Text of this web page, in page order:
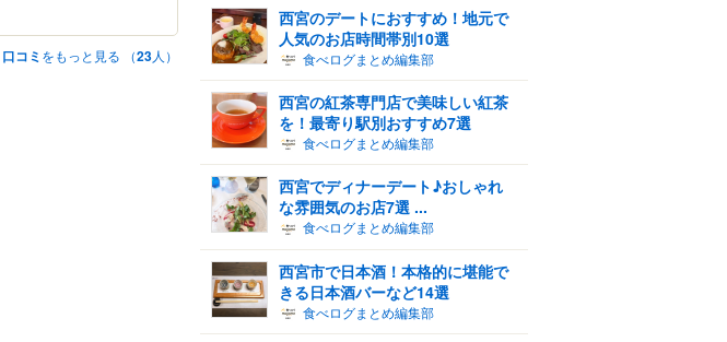
口コミ をもっと見る （23人）
西宮のデートにおすすめ！地元で
人気のお店時間帯別10選
食べログまとめ編集部
西宮の紅茶専門店で美味しい紅茶
を！最寄り駅別おすすめ7選
食べログまとめ編集部
西宮でディナーデート♪おしゃれ
な雰囲気のお店7選 ...
食べログまとめ編集部
西宮市で日本酒！本格的に堪能で
きる日本酒バーなど14選
食べログまとめ編集部